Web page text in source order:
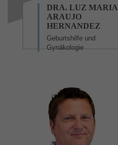
DRA. LUZ MARIA
ARAUJO
HERNANDEZ
Geburtshilfe und
Gynäkologie